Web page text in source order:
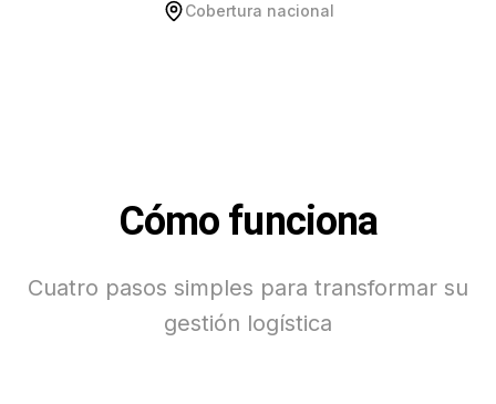
Cobertura nacional
Cómo funciona
Cuatro pasos simples para transformar su
gestión logística